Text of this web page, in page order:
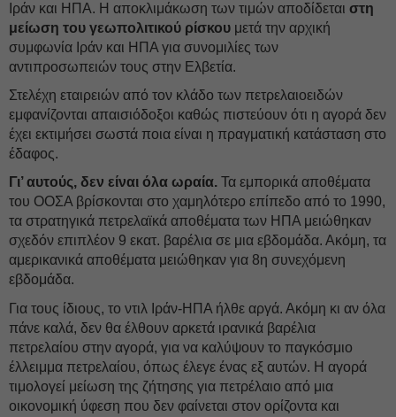
Ιράν και ΗΠΑ. Η αποκλιμάκωση των τιμών αποδίδεται στη
μείωση του γεωπολιτικού ρίσκου μετά την αρχική
συμφωνία Ιράν και ΗΠΑ για συνομιλίες των
αντιπροσωπειών τους στην Ελβετία.
Στελέχη εταιρειών από τον κλάδο των πετρελαιοειδών
εμφανίζονται απαισιόδοξοι καθώς πιστεύουν ότι η αγορά δεν
έχει εκτιμήσει σωστά ποια είναι η πραγματική κατάσταση στο
έδαφος.
Γι’ αυτούς, δεν είναι όλα ωραία. Τα εμπορικά αποθέματα
του ΟΟΣΑ βρίσκονται στο χαμηλότερο επίπεδο από το 1990,
τα στρατηγικά πετρελαϊκά αποθέματα των ΗΠΑ μειώθηκαν
σχεδόν επιπλέον 9 εκατ. βαρέλια σε μια εβδομάδα. Ακόμη, τα
αμερικανικά αποθέματα μειώθηκαν για 8η συνεχόμενη
εβδομάδα.
Για τους ίδιους, το ντιλ Ιράν-ΗΠΑ ήλθε αργά. Ακόμη κι αν όλα
πάνε καλά, δεν θα έλθουν αρκετά ιρανικά βαρέλια
πετρελαίου στην αγορά, για να καλύψουν το παγκόσμιο
έλλειμμα πετρελαίου, όπως έλεγε ένας εξ αυτών. Η αγορά
τιμολογεί μείωση της ζήτησης για πετρέλαιο από μια
οικονομική ύφεση που δεν φαίνεται στον ορίζοντα και